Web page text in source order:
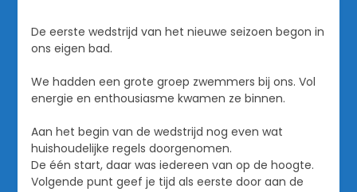
De eerste wedstrijd van het nieuwe seizoen begon in
ons eigen bad.
We hadden een grote groep zwemmers bij ons. Vol
energie en enthousiasme kwamen ze binnen.
Aan het begin van de wedstrijd nog even wat
huishoudelijke regels doorgenomen.
De één start, daar was iedereen van op de hoogte.
Volgende punt geef je tijd als eerste door aan de